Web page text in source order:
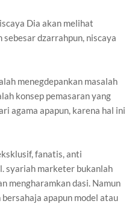
Dia akan melihat
dzarrahpun, niscaya
menegdepankan masalah
konsep pemasaran yang
agama apapun, karena hal ini
fanatis, anti
syariah marketer bukanlah
mengharamkan dasi. Namun
apapun model atau